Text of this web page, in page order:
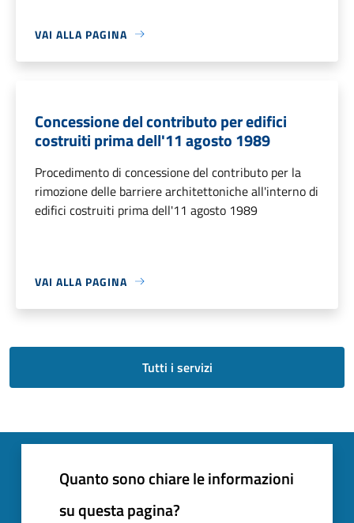
VAI ALLA PAGINA
Concessione del contributo per edifici
costruiti prima dell'11 agosto 1989
Procedimento di concessione del contributo per la
rimozione delle barriere architettoniche all'interno di
edifici costruiti prima dell'11 agosto 1989
VAI ALLA PAGINA
Tutti i servizi
Quanto sono chiare le informazioni
su questa pagina?